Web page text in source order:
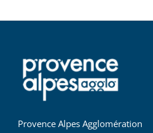
Provence Alpes Agglomération